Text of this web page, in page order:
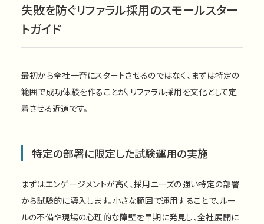
失敗を防ぐリファラル採用のスモールスター
トガイド
最初から全社一斉にスタートさせるのではなく、まずは特定の
範囲で成功体験を作ることが、リファラル採用を文化として定
着させる近道です。
特定の部署に限定した試験運用の実施
まずはエンゲージメントが高く、採用ニーズの強い特定の部署
から試験的に導入します。小さな範囲で運用することで、ルー
ルの不備や現場の心理的な障壁を早期に発見し、全社展開に